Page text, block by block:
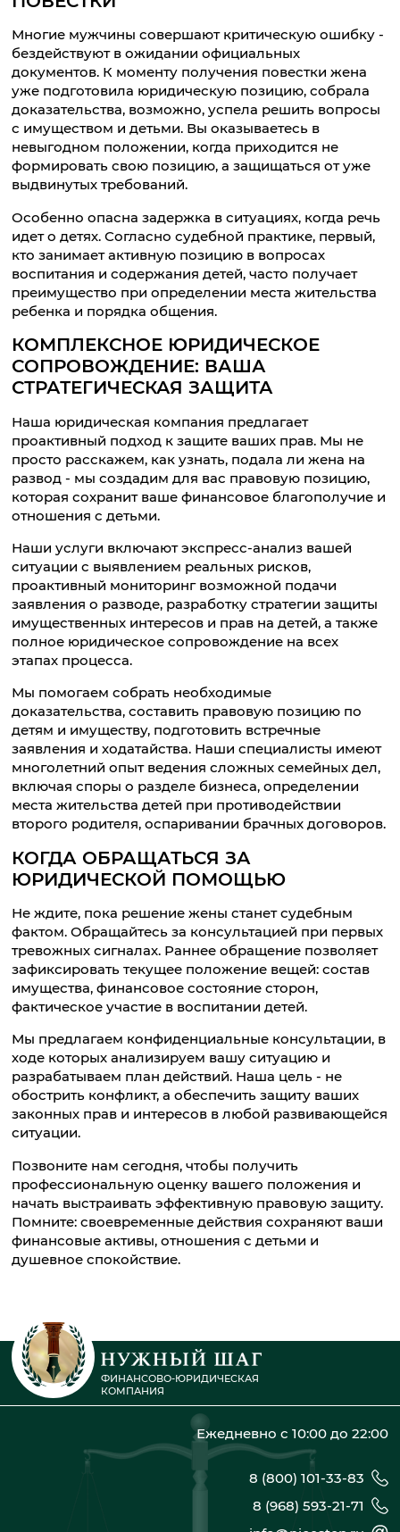
Многие мужчины совершают критическую ошибку -
бездействуют в ожидании официальных
документов. К моменту получения повестки жена
уже подготовила юридическую позицию, собрала
доказательства, возможно, успела решить вопросы
с имуществом и детьми. Вы оказываетесь в
невыгодном положении, когда приходится не
формировать свою позицию, а защищаться от уже
выдвинутых требований.
Особенно опасна задержка в ситуациях, когда речь
идет о детях. Согласно судебной практике, первый,
кто занимает активную позицию в вопросах
воспитания и содержания детей, часто получает
преимущество при определении места жительства
ребенка и порядка общения.
КОМПЛЕКСНОЕ ЮРИДИЧЕСКОЕ
СОПРОВОЖДЕНИЕ: ВАША
СТРАТЕГИЧЕСКАЯ ЗАЩИТА
Наша юридическая компания предлагает
проактивный подход к защите ваших прав. Мы не
просто расскажем, как узнать, подала ли жена на
развод - мы создадим для вас правовую позицию,
которая сохранит ваше финансовое благополучие и
отношения с детьми.
Наши услуги включают экспресс-анализ вашей
ситуации с выявлением реальных рисков,
проактивный мониторинг возможной подачи
заявления о разводе, разработку стратегии защиты
имущественных интересов и прав на детей, а также
полное юридическое сопровождение на всех
этапах процесса.
Мы помогаем собрать необходимые
доказательства, составить правовую позицию по
детям и имуществу, подготовить встречные
заявления и ходатайства. Наши специалисты имеют
многолетний опыт ведения сложных семейных дел,
включая споры о разделе бизнеса, определении
места жительства детей при противодействии
второго родителя, оспаривании брачных договоров.
КОГДА ОБРАЩАТЬСЯ ЗА
ЮРИДИЧЕСКОЙ ПОМОЩЬЮ
Не ждите, пока решение жены станет судебным
фактом. Обращайтесь за консультацией при первых
тревожных сигналах. Раннее обращение позволяет
зафиксировать текущее положение вещей: состав
имущества, финансовое состояние сторон,
фактическое участие в воспитании детей.
Мы предлагаем конфиденциальные консультации, в
ходе которых анализируем вашу ситуацию и
разрабатываем план действий. Наша цель - не
обострить конфликт, а обеспечить защиту ваших
законных прав и интересов в любой развивающейся
ситуации.
Позвоните нам сегодня, чтобы получить
профессиональную оценку вашего положения и
начать выстраивать эффективную правовую защиту.
Помните: своевременные действия сохраняют ваши
финансовые активы, отношения с детьми и
душевное спокойствие.
ФИНАНСОВО-ЮРИДИЧЕСКАЯ
КОМПАНИЯ
Ежедневно с 10:00 до 22:00
8 (800) 101-33-83
8 (968) 593-21-71